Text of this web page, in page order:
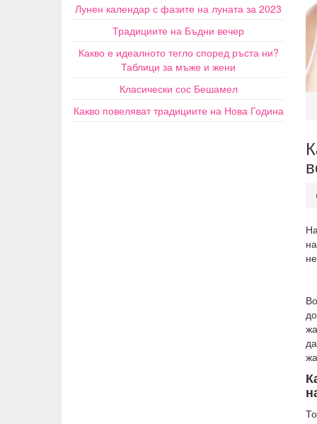
Лунен календар с фазите на луната за 2023
Традициите на Бъдни вечер
Какво е идеалното тегло според ръста ни?
Таблици за мъже и жени
Класически сос Бешамел
Какво повеляват традициите на Нова Година